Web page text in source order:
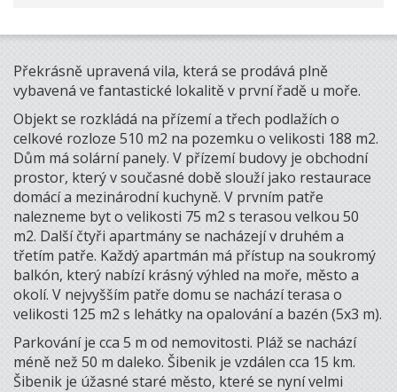
Překrásně upravená vila, která se prodává plně
vybavená ve fantastické lokalitě v první řadě u moře.
Objekt se rozkládá na přízemí a třech podlažích o
celkové rozloze 510 m2 na pozemku o velikosti 188 m2.
Dům má solární panely. V přízemí budovy je obchodní
prostor, který v současné době slouží jako restaurace
domácí a mezinárodní kuchyně. V prvním patře
nalezneme byt o velikosti 75 m2 s terasou velkou 50
m2. Další čtyři apartmány se nacházejí v druhém a
třetím patře. Každý apartmán má přístup na soukromý
balkón, který nabízí krásný výhled na moře, město a
okolí. V nejvyšším patře domu se nachází terasa o
velikosti 125 m2 s lehátky na opalování a bazén (5x3 m).
Parkování je cca 5 m od nemovitosti. Pláž se nachází
méně než 50 m daleko. Šibenik je vzdálen cca 15 km.
Šibenik je úžasné staré město, které se nyní velmi